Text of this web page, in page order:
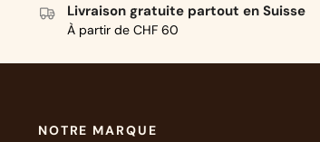
Livraison gratuite partout en Suisse
À partir de CHF 60
NOTRE MARQUE